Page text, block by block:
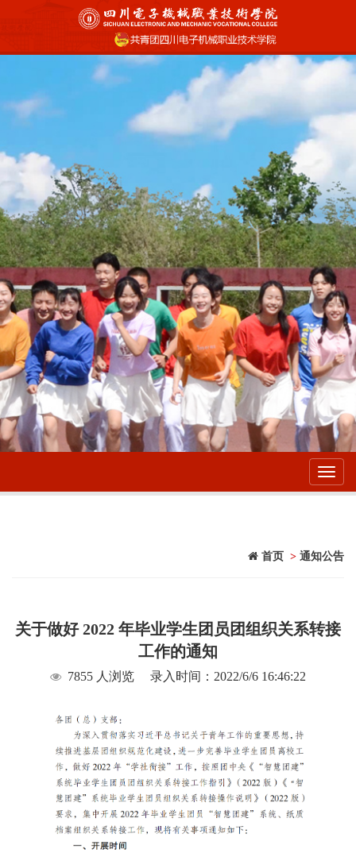
首页 > 通知公告
关于做好 2022 年毕业学生团员团组织关系转接
工作的通知
7855 人浏览 录入时间：2022/6/6 16:46:22